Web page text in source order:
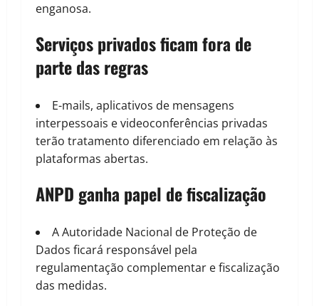
enganosa.
Serviços privados ficam fora de
parte das regras
E-mails, aplicativos de mensagens
interpessoais e videoconferências privadas
terão tratamento diferenciado em relação às
plataformas abertas.
ANPD ganha papel de fiscalização
A Autoridade Nacional de Proteção de
Dados ficará responsável pela
regulamentação complementar e fiscalização
das medidas.